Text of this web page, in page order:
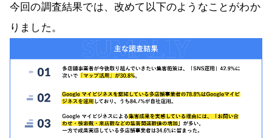
今回の調査結果では、改めて以下のようなことがわか
りました。